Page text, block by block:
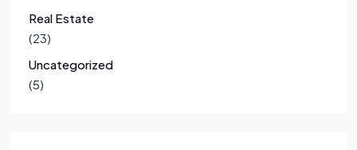
Real Estate
(23)
Uncategorized
(5)